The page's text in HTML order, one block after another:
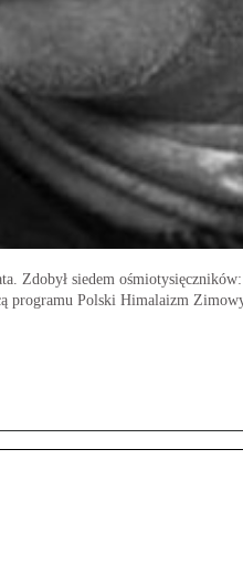
Zdobył siedem
programu Polski Himalaizm